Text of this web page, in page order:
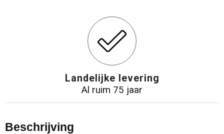
Landelijke levering
Al ruim 75 jaar
Beschrijving